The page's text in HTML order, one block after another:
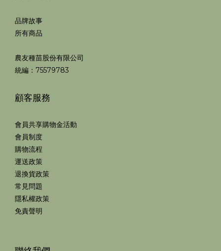
品牌故事
所有商品
農友種苗股份有限公司
統編：75579783
顧客服務
會員共享購物金活動
會員制度
購物流程
運送政策
退換貨政策
常見問題
隱私權政策
免責聲明